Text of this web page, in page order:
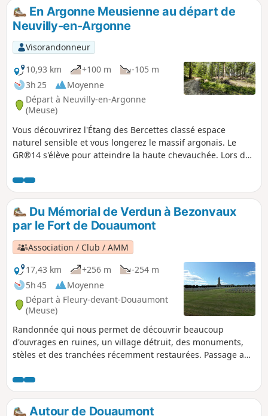
En Argonne Meusienne au départ de
Neuvilly-en-Argonne
Visorandonneur
10,93 km
+100 m
-105 m
3h 25
Moyenne
Départ à Neuvilly-en-Argonne
(Meuse)
Vous découvrirez l'Étang des Bercettes classé espace
naturel sensible et vous longerez le massif argonais. Le
GR®14 s'élève pour atteindre la haute chevauchée. Lors de
de découverte où vous trouverez des arbres de toute sortes,
noyer noir, sapin blanc, etc.
Du Mémorial de Verdun à Bezonvaux
par le Fort de Douaumont
Association / Club / AMM
17,43 km
+256 m
-254 m
5h 45
Moyenne
Départ à Fleury-devant-Douaumont
(Meuse)
Randonnée qui nous permet de découvrir beaucoup
d'ouvrages en ruines, un village détruit, des monuments,
stèles et des tranchées récemment restaurées. Passage au
regarder par terre, la terre nous restitue encore beaucoup
d'éclats d'obus et parfois même des obus entiers.
Autour de Douaumont